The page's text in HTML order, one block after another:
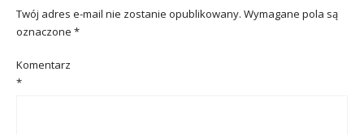
Twój adres e-mail nie zostanie opublikowany. Wymagane pola są
oznaczone *
Komentarz
*